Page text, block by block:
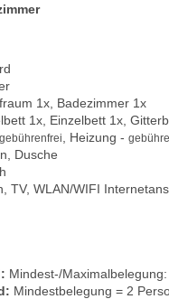
1x, Badezimmer 1x
1x, Einzelbett 1x,
gebührenfrei , Heizung -
Dusche
TV, WLAN/WIFI
Mindest-/
Mindestbelegung = 2